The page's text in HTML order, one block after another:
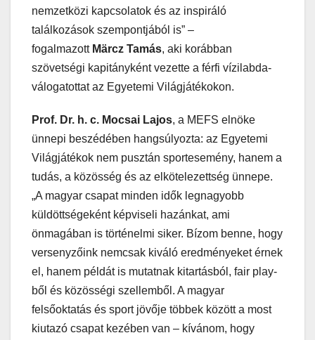
nemzetközi kapcsolatok és az inspiráló
találkozások szempontjából is” –
fogalmazott Märcz Tamás, aki korábban
szövetségi kapitányként vezette a férfi vízilabda-
válogatottat az Egyetemi Világjátékokon.
Prof. Dr. h. c. Mocsai Lajos, a MEFS elnöke
ünnepi beszédében hangsúlyozta: az Egyetemi
Világjátékok nem pusztán sportesemény, hanem a
tudás, a közösség és az elkötelezettség ünnepe.
„A magyar csapat minden idők legnagyobb
küldöttségeként képviseli hazánkat, ami
önmagában is történelmi siker. Bízom benne, hogy
versenyzőink nemcsak kiváló eredményeket érnek
el, hanem példát is mutatnak kitartásból, fair play-
ből és közösségi szellemből. A magyar
felsőoktatás és sport jövője többek között a most
kiutazó csapat kezében van – kívánom, hogy